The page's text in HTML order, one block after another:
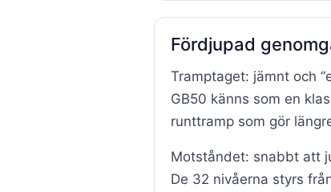
Fördjupad
Tramptaget: jämnt och
GB50 känns som en
runttramp som gör
Motståndet: snabbt att
De 32 nivåerna styrs